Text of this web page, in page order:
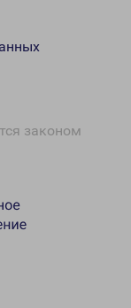
законом